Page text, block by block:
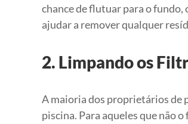
chance de flutuar para o fundo,
ajudar a remover qualquer
2. Limpando os
A maioria dos proprietários de
piscina. Para aqueles que não